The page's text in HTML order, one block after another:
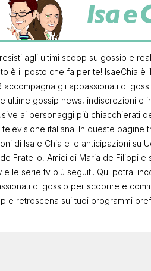
agli ultimi scoop su gossip e
è il posto che fa per te! IsaeChia è
accompagna gli appassionati di
ultime gossip news, indiscrezioni e
ai personaggi più chiacchierati
televisione italiana. In queste pagine
di Isa e Chia e le anticipazioni su
Fratello, Amici di Maria de Filippi e
e le serie tv più seguiti. Qui potrai
di gossip per scoprire e
e retroscena sui tuoi programmi